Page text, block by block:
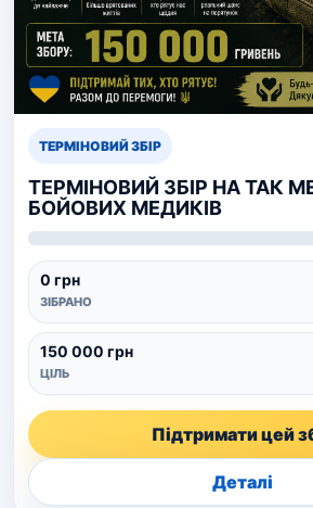
ТЕРМІНОВИЙ ЗБІР
ТЕРМІНОВИЙ ЗБІР НА ТАК
БОЙОВИХ МЕДИКІВ
0 грн
ЗІБРАНО
150 000 грн
ЦІЛЬ
Підтримати цей
Деталі